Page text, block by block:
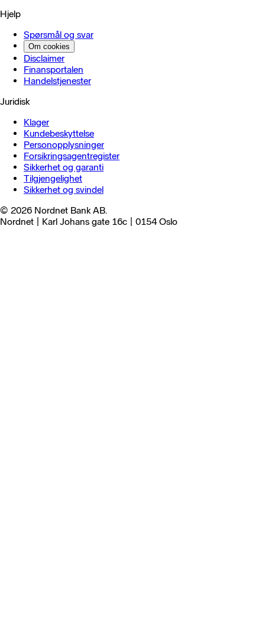
Hjelp
Spørsmål og svar
Om cookies
Disclaimer
Finansportalen
Handels­tjenester
Juridisk
Klager
Kundebeskyttelse
Personopplysninger
Forsikringsagentregister
Sikkerhet og garanti
Tilgjengelighet
Sikkerhet og svindel
© 2026 Nordnet Bank AB.
Nordnet | Karl Johans gate 16c | 0154 Oslo